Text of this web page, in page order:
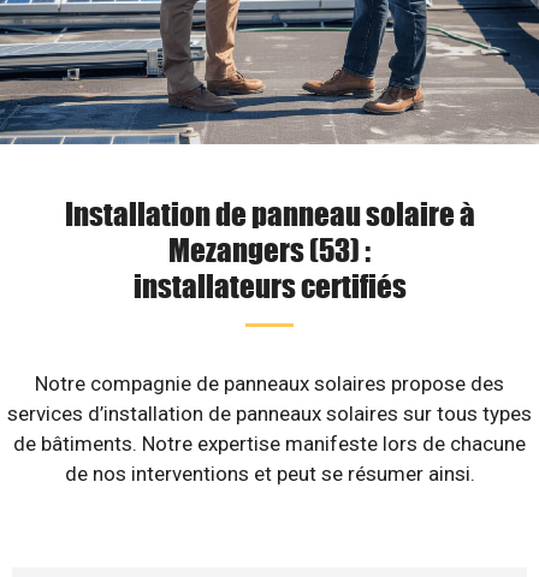
Installation de panneau solaire à
Mezangers (53) :
installateurs certifiés
Notre compagnie de panneaux solaires propose des
services d’installation de panneaux solaires sur tous types
de bâtiments. Notre expertise manifeste lors de chacune
de nos interventions et peut se résumer ainsi.